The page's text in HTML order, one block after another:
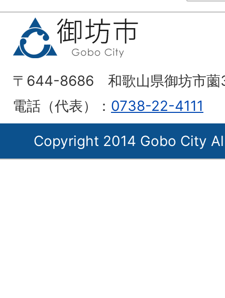
〒644-8686 和歌山県御坊市薗
電話（代表）： 0738-22-4111
Copyright 2014 Gobo City